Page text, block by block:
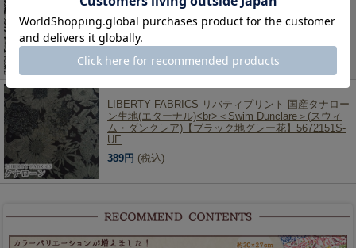
LIBERTY FABRICS リバティプリント 国産タナロー
ン生地(エターナル)<br>＜Mortimer＞(モーティマー)
【すみ黒地】3638025XE
389円 (税込)
LIBERTY FABRICS リバティプリント 国産タナロー
ン生地(エターナル)<br>＜Swim Dunclare＞(スウィ
ム・ダンクレア)【ブラック地グレー花】5672151S-
UE
389円 (税込)